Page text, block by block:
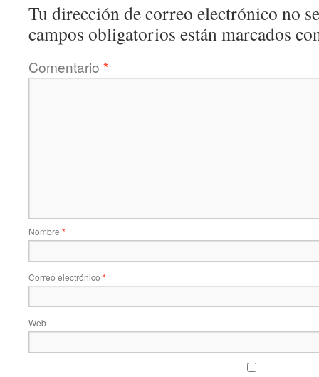
Tu dirección de correo electrónico no
campos obligatorios están marcados
Comentario *
Nombre *
Correo electrónico *
Web